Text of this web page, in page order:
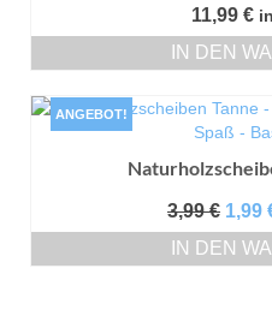
11,99 €
IN DEN
ANGEBOT!
3,99€
Preis
war:
1,99
IN DEN